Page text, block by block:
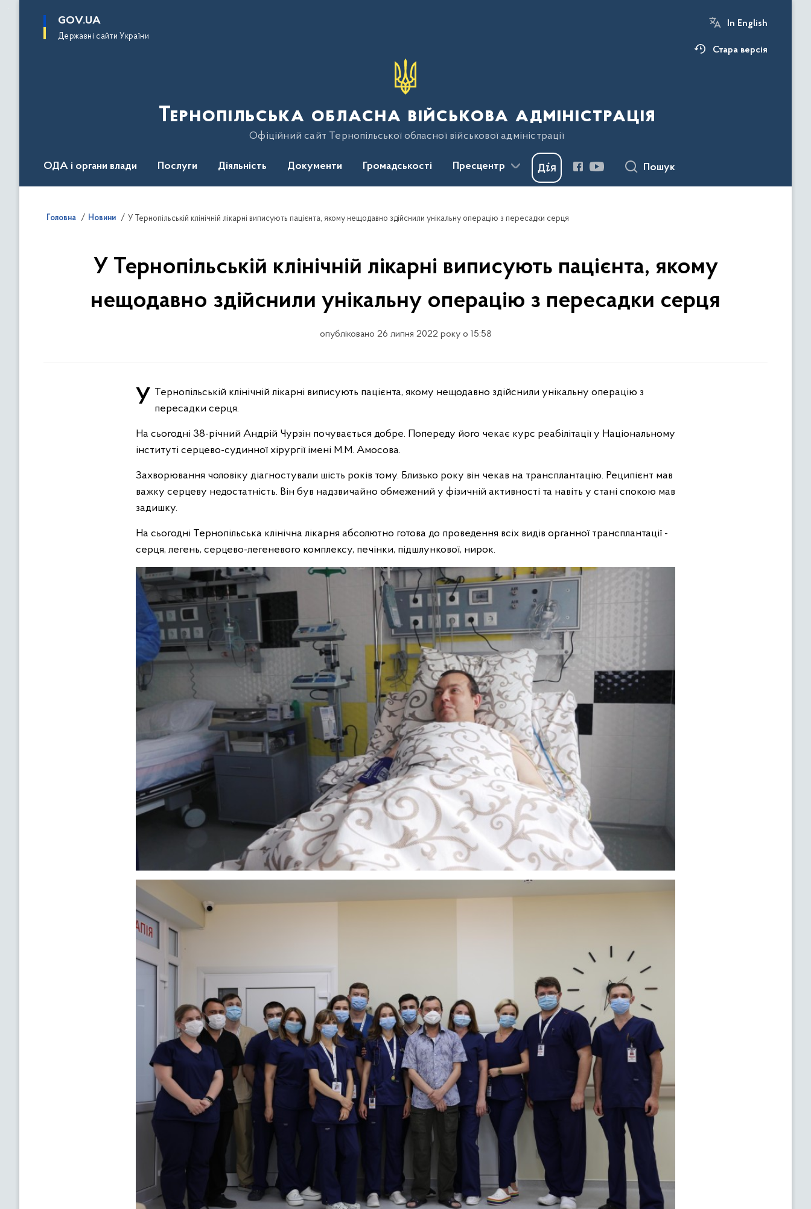
основного
GOV.UA
Державні сайти України
In English
Стара версія
Тернопільська обласна військова адміністрація
Офіційний сайт Тернопільської обласної військової адміністрації
ОДА і органи влади Послуги Діяльність Документи Громадськості Пресцентр Пошук
Головна Новини У Тернопільській клінічній лікарні виписують пацієнта, якому нещодавно здійснили унікальну операцію з пересадки серця
У Тернопільській клінічній лікарні виписують пацієнта, якому
нещодавно здійснили унікальну операцію з пересадки серця
опубліковано 26 липня 2022 року о 15:58
У Тернопільській клінічній лікарні виписують пацієнта, якому нещодавно здійснили унікальну операцію з пересадки серця.
На сьогодні 38-річний Андрій Чурзін почувається добре. Попереду його чекає курс реабілітації у Національному
інституті серцево-судинної хірургії імені М.М. Амосова.
Захворювання чоловіку діагностували шість років тому. Близько року він чекав на трансплантацію. Реципієнт мав
важку серцеву недостатність. Він був надзвичайно обмежений у фізичній активності та навіть у стані спокою мав
задишку.
На сьогодні Тернопільська клінічна лікарня абсолютно готова до проведення всіх видів органної трансплантації -
серця, легень, серцево-легеневого комплексу, печінки, підшлункової, нирок.